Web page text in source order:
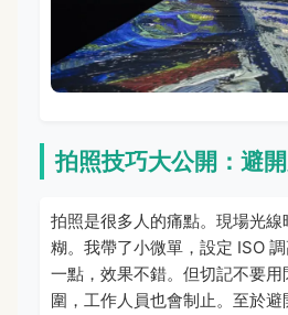
拍照技巧大公開：避
拍照是很多人的痛點。現場光
糊。我帶了小微單，設定 ISO
一點，效果不錯。但切記不要
圍，工作人員也會制止。至於